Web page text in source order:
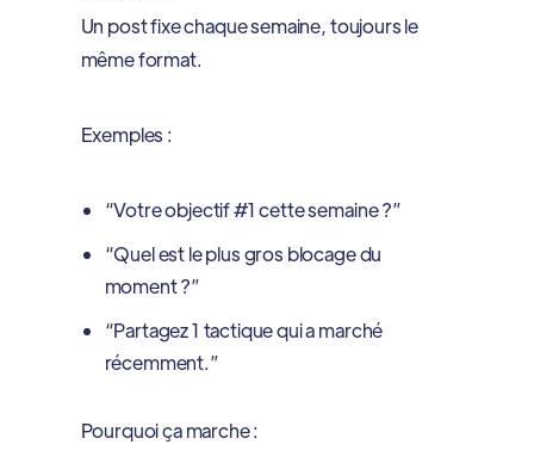
Un post fixe chaque semaine, toujours le
même format.
Exemples :
“Votre objectif #1 cette semaine ?”
“Quel est le plus gros blocage du
moment ?”
“Partagez 1 tactique qui a marché
récemment.”
Pourquoi ça marche :